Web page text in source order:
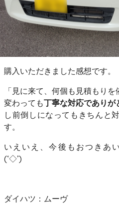
購入いただきました感想です。
「見に来て、何個も見積もり
変わっても丁寧な対応でありが
し前倒しになってもきちんと
す。
いえいえ、今後もおつきあ
(‘◇’)ゞ
ダイハツ：ムーヴ